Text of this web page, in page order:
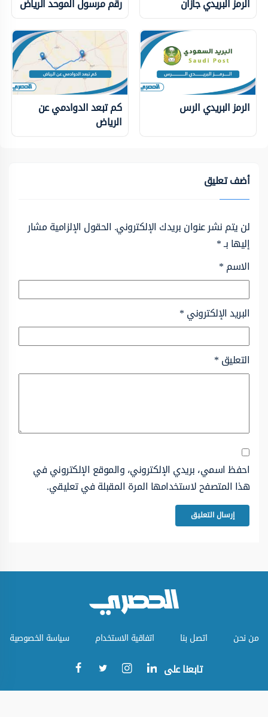
الرمز البريدي جازان رقم مرسول الموحد الرياض
الرمز البريدي الرس كم تبعد الدوادمي عن
الرياض
أضف تعليق
لن يتم نشر عنوان بريدك الإلكتروني. الحقول الإلزامية مشار
إليها بـ*
الاسم*
البريد الإلكتروني*
التعليق*
احفظ اسمي، بريدي الإلكتروني، والموقع الإلكتروني في
هذا المتصفح لاستخدامها المرة المقبلة في تعليقي.
من نحن اتصل بنا اتفاقية الاستخدام سياسة الخصوصية
تابعنا على